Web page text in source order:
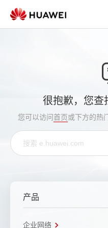
很抱歉，您查
您可以访问首页或下方的热
产品
企业网络